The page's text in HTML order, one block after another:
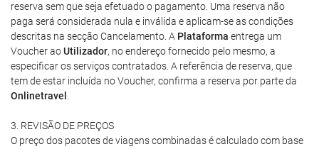
reserva sem que seja efetuado o pagamento. Uma reserva não
paga será considerada nula e inválida e aplicam-se as condições
descritas na secção Cancelamento. A Plataforma entrega um
Voucher aoUtilizador, no endereço fornecido pelo mesmo, a
especificar os serviços contratados. A referência de reserva, que
tem de estar incluída no Voucher, confirma a reserva por parte da
Onlinetravel
3. REVISÃO DE PREÇOS
O preço dos pacotes de viagens combinadas é calculado com base